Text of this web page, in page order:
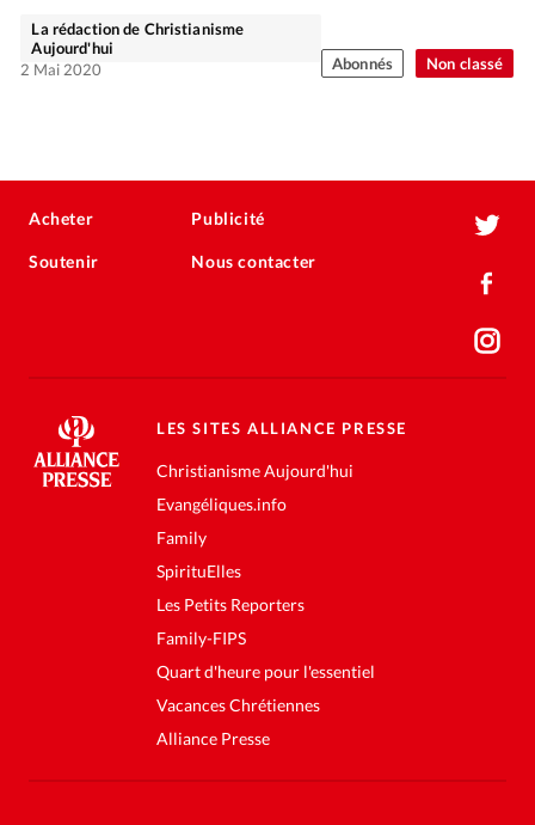
Non classé
La rédaction de Christianisme
Aujourd'hui
2 Mai 2020
Abonnés
Acheter
Soutenir
Publicité
Nous contacter
LES SITES ALLIANCE PRESSE
Christianisme Aujourd'hui
Evangéliques.info
Family
SpirituElles
Les Petits Reporters
Family-FIPS
Quart d'heure pour l'essentiel
Vacances Chrétiennes
Alliance Presse